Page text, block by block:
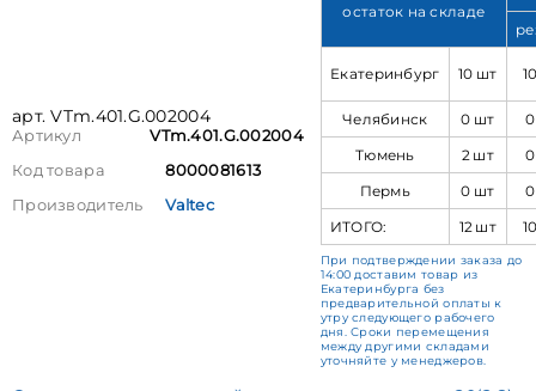
арт. VTm.401.G.002004
Артикул
VTm.401.G.002004
Код товара
8000081613
Производитель
Valtec
остаток на складе
Екатеринбург 10 шт
Челябинск 0 шт
Тюмень
2 шт
Пермь
0 шт
ИТОГО:
12 шт
При подтверждении заказа до
14:00 доставим товар из
Екатеринбурга без
предварительной оплаты к
утру следующего рабочего
дня. Сроки перемещения
между другими складами
уточняйте у менеджеров.